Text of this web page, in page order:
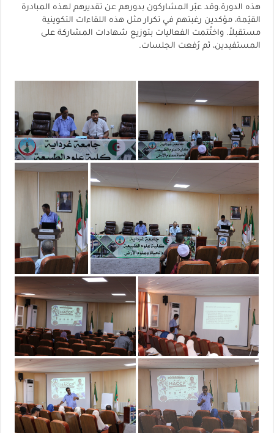
هذه الدورة.وقد عبّر المشاركون بدورهم عن تقديرهم لهذه المبادرة
القيّمة، مؤكدين رغبتهم في تكرار مثل هذه اللقاءات التكوينية
مستقبلاً. واختُتمت الفعاليات بتوزيع شهادات المشاركة على
المستفيدين، ثم رُفعت الجلسات.